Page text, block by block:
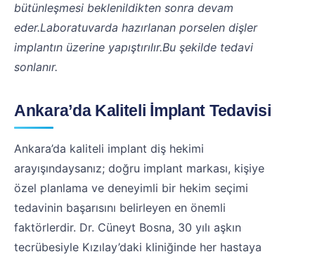
bütünleşmesi beklenildikten sonra devam
eder.Laboratuvarda hazırlanan porselen dişler
implantın üzerine yapıştırılır.Bu şekilde tedavi
sonlanır.
Ankara’da Kaliteli İmplant Tedavisi
Ankara’da kaliteli implant diş hekimi
arayışındaysanız; doğru implant markası, kişiye
özel planlama ve deneyimli bir hekim seçimi
tedavinin başarısını belirleyen en önemli
faktörlerdir. Dr. Cüneyt Bosna, 30 yılı aşkın
tecrübesiyle Kızılay’daki kliniğinde her hastaya